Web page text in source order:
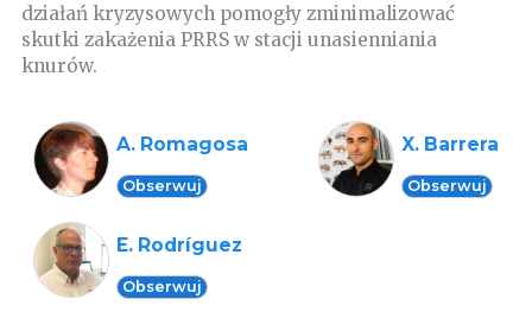
działań kryzysowych pomogły zminimalizować
skutki zakażenia PRRS w stacji unasienniania
knurów.
A. Romagosa
Obserwuj
X. Barrera
Obserwuj
E. Rodríguez
Obserwuj